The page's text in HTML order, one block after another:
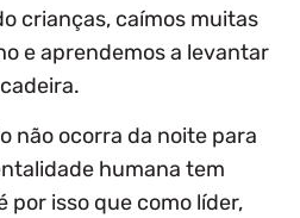
crianças, caímos muitas
e aprendemos a levantar
não ocorra da noite para
humana tem
por isso que como líder,